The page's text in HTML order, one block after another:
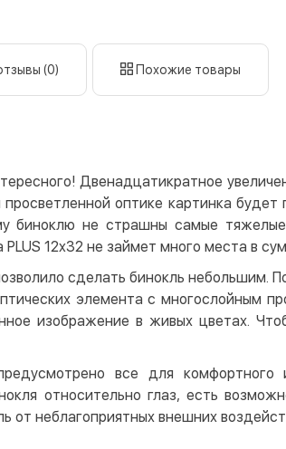
Оплата
Кредит
(0) Похожие товары
Двенадцатикратное
оптике картинка
биноклю не страшны самые
12x32 не займет много места в
сделать бинокль
элемента с многослойным
изображение в живых цветах.
все для комфортного
относительно глаз, есть
от неблагоприятных внешних